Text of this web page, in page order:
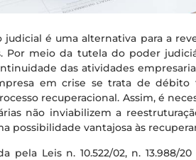
judicial é uma alternativa para a
Por meio da tutela do poder
das atividades
em crise se trata de débito
recuperacional. Assim, é
não inviabilizem a
possibilidade vantajosa às
pela Leis n. 10.522/02, n. 13.988/